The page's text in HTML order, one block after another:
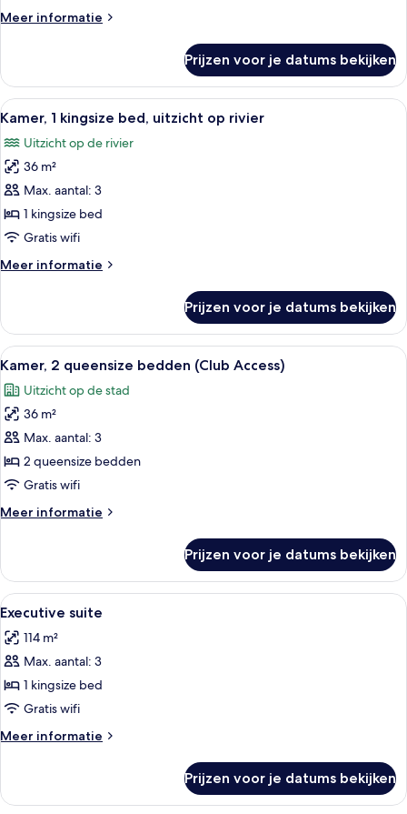
bedden
laden
Meer informatie
Meer
2
queensize
bedden
Prijzen voor je datums bekijken
Alle
foto's
voor
Kamer,
1
kingsize
bed,
op
Een hotelkamer met een groot bed,
7
Kamer, 1 kingsize bed, uitzicht op rivier
Uitzicht op de rivier
36 m²
Max. aantal: 3
1 kingsize bed
Gratis wifi
Meer informatie
Meer
1
kingsize
bed,
op
rivier
Prijzen voor je datums bekijken
Alle
foto's
voor
Kamer,
2
queensize
bedden
Access)
Hotelkamer met twee bedden, een
7
Kamer, 2 queensize bedden (Club Access)
Uitzicht op de stad
36 m²
Max. aantal: 3
2 queensize bedden
Gratis wifi
Meer informatie
Meer
2
queensize
bedden
Access)
Prijzen voor je datums bekijken
Alle
foto's
voor
Executive
suite
laden
Een moderne woonkamer met een
5
Executive suite
114 m²
Max. aantal: 3
1 kingsize bed
Gratis wifi
Meer informatie
Meer
suite
Prijzen voor je datums bekijken